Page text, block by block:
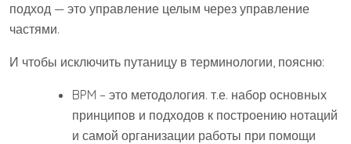
подход — это управление целым через управление
частями.
И чтобы исключить путаницу в терминологии, поясню:
BPM – это методология. т.е. набор основных
принципов и подходов к построению нотаций
и самой организации работы при помощи